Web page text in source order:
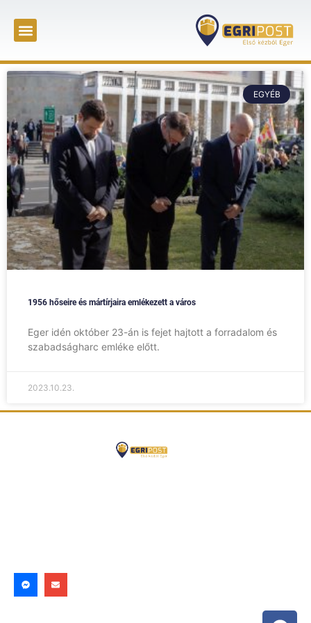
EGYÉB
1956 hőseire és mártírjaira emlékezett a város
Eger idén október 23-án is fejet hajtott a forradalom és
szabadságharc emléke előtt.
2023.10.23.